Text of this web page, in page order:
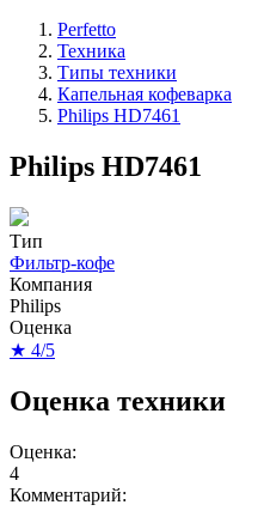
Perfetto
Техника
Типы техники
Капельная кофеварка
Philips HD7461
Philips HD7461
Тип
Фильтр-кофе
Компания
Philips
Оценка
★ 4/5
Оценка техники
Оценка:
4
Комментарий: